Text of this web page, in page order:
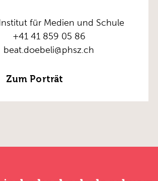
für Medien und Schule
+41 41 859 05 86
beat.doebeli@phsz.ch
Zum Porträt